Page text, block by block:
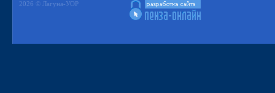
2026 © Лагуна-УОР